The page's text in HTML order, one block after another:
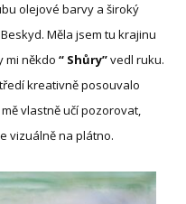
olejové barvy a široký
Měla jsem tu krajinu
mi někdo“ Shůry”vedl ruku.
kreativně posouvalo
vlastně učí pozorovat,
vizuálně na plátno.